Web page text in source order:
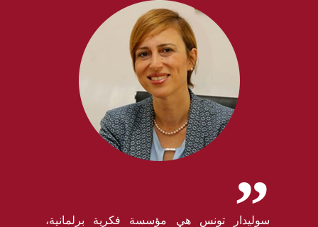
سوليدار تونس هي مؤسسة فكرية برلمانية،